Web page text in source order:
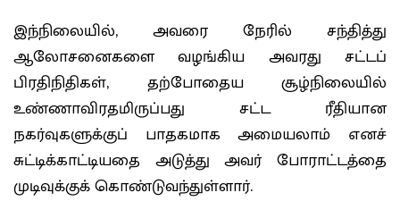
இந்நிலையில், அவரை நேரில் சந்தித்து
ஆலோசனைகளை வழங்கிய அவரது சட்டப்
பிரதிநிதிகள், தற்போதைய சூழ்நிலையில்
உண்ணாவிரதமிருப்பது சட்ட ரீதியான
நகர்வுகளுக்குப் பாதகமாக அமையலாம் எனச்
சுட்டிக்காட்டியதை அடுத்து அவர் போராட்டத்தை
முடிவுக்குக் கொண்டுவந்துள்ளார்.